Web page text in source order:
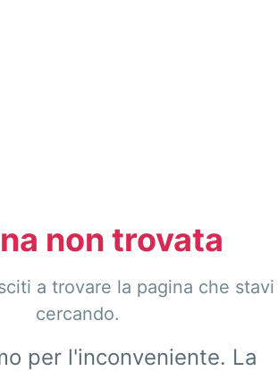
non trovata
a trovare la pagina che stavi
cercando.
per l'inconveniente. La